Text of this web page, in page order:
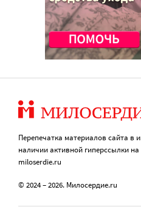
Перепечатка материалов сайта в
наличии активной гиперссылки
miloserdie.ru
© 2024 – 2026. Милосердие.ru